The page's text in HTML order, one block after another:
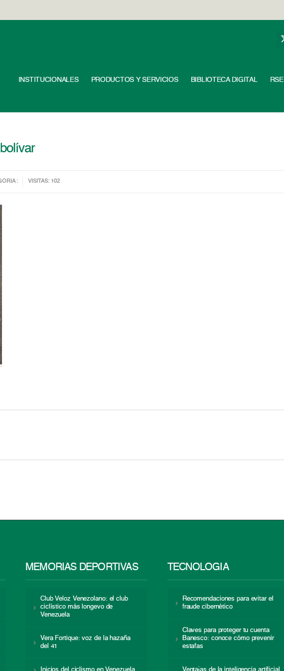
INSTITUCIONALES PRODUCTOS Y SERVICIOS BIBLIOTECA DIGITAL RSE
: VISITAS: 102
MEMORIAS DEPORTIVAS
Club Veloz Venezolano: el club
ciclístico más longevo de
Venezuela
Vera Fortique: voz de la hazaña
del 41
TECNOLOGÍA
Recomendaciones para evitar el
fraude cibernético
Claves para proteger tu cuenta
Banesco: conoce cómo prevenir
estafas